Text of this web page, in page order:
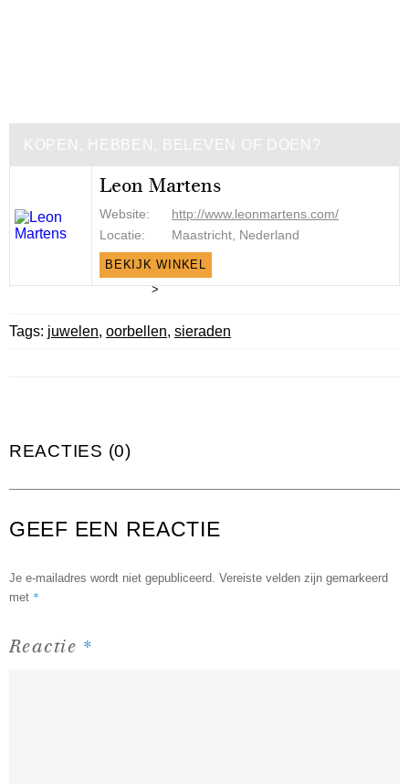
KOPEN, HEBBEN, BELEVEN OF DOEN?
Leon Martens
Website:
http://www.leonmartens.com/
Locatie:
Maastricht, Nederland
BEKIJK WINKEL
>
Tags: juwelen, oorbellen, sieraden
REACTIES (0)
GEEF EEN REACTIE
Je e-mailadres wordt niet gepubliceerd. Vereiste velden zijn gemarkeerd
met *
Reactie *